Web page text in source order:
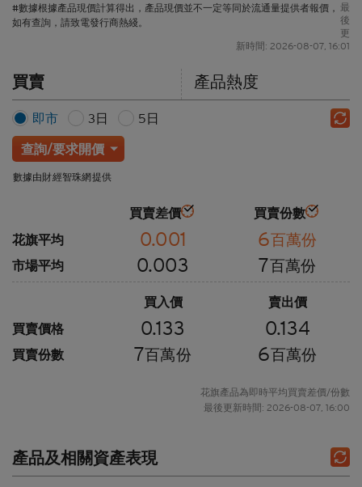
#數據根據產品現價計算得出，產品現價並不一定等同於流通量提供者報價，
如有查詢，請致電發行商熱綫。
最
後
更
新時間: 2026-08-07, 16:01
買賣 產品熱度
即市 3日 5日
查詢/要求開價
數據由財經智珠網提供
買賣差價
買賣份數
花旗平均
0.001 6百萬份
市場平均 0.003 7百萬份
買入價
賣出價
買賣價格
0.133 0.134
買賣份數 7百萬份 6百萬份
花旗產品為即時平均買賣差價/份數
最後更新時間: 2026-08-07, 16:00
產品及相關資產表現